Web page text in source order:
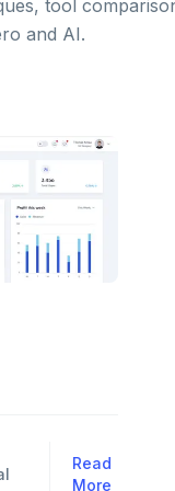
tool
and AI.
Read
More